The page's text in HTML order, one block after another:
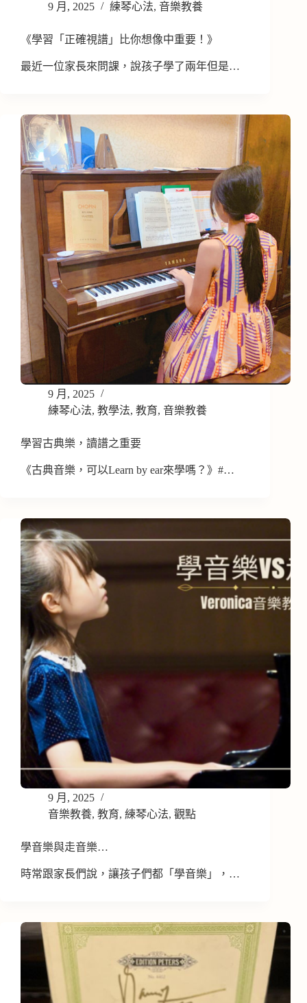
9 月, 2025 練琴心法, 音樂教養
《學習「正確視譜」比你想像中重要！》
最近一位家長來問課，說孩子學了兩年但是…
9 月, 2025
練琴心法, 教學法, 教育, 音樂教養
學習古典樂，讀譜之重要
《古典音樂，可以Learn by ear來學嗎？》#…
9 月, 2025
音樂教養, 教育, 練琴心法, 觀點
學音樂與走音樂…
時常跟家長們說，讓孩子們都「學音樂」，…